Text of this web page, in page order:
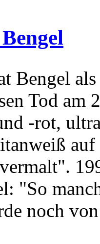
Bengel
Tod am
-rot,
"So
noch